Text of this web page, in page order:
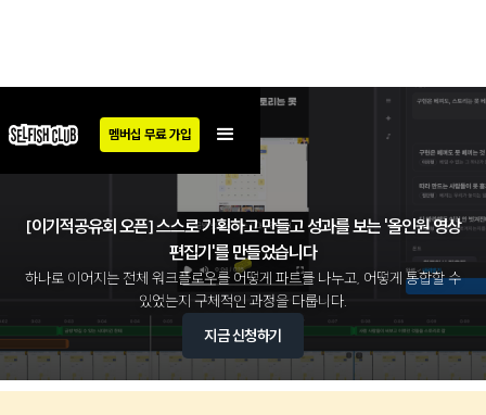
멤버십 무료 가입
멤버십 무료 가입
[이기적공유회 오픈] 스스로 기획하고 만들고 성과를 보는 '올인원 영상
편집기'를 만들었습니다
하나로 이어지는 전체 워크플로우를 어떻게 파트를 나누고, 어떻게 통합할 수
있었는지 구체적인 과정을 다룹니다.
지금 신청하기